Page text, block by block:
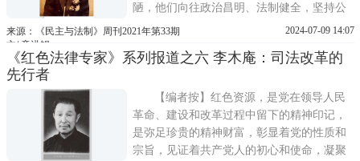
陋，他们向往政治昌明、法制健全，坚持公
平正义，拥护中国共产党的政治主张，义无
建、反抗国民党反动统治的革命活动和斗争
法律为武器，营救了一个
来源：《民主与法制》周刊2021年第33期
文/ 童洪锡
2024-07-09 14:07
《红色法律专家》系列报道之六 李木庵：司法改革的
先行者
【编者按】红色资源，是党在领导人民
革命、建设和改革过程中留下的精神印记，
是弥足珍贵的精神财富，彰显着党的性质和
宗旨，见证着共产党人的初心和使命，凝聚